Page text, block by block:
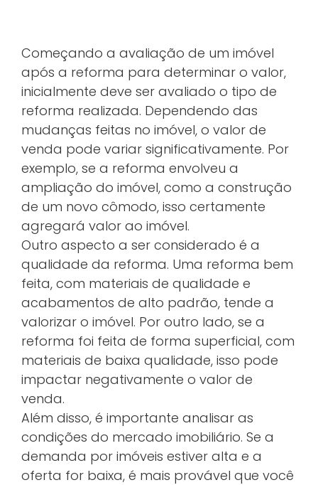
Começando a avaliação de um imóvel
após a reforma para determinar o valor,
inicialmente deve ser avaliado o tipo de
reforma realizada. Dependendo das
mudanças feitas no imóvel, o valor de
venda pode variar significativamente. Por
exemplo, se a reforma envolveu a
ampliação do imóvel, como a construção
de um novo cômodo, isso certamente
agregará valor ao imóvel.
Outro aspecto a ser considerado é a
qualidade da reforma. Uma reforma bem
feita, com materiais de qualidade e
acabamentos de alto padrão, tende a
valorizar o imóvel. Por outro lado, se a
reforma foi feita de forma superficial, com
materiais de baixa qualidade, isso pode
impactar negativamente o valor de
venda.
Além disso, é importante analisar as
condições do mercado imobiliário. Se a
demanda por imóveis estiver alta e a
oferta for baixa, é mais provável que você